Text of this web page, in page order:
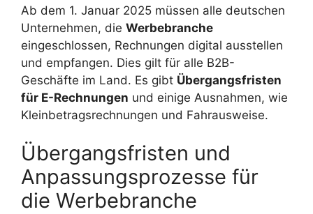
Ab dem 1. Januar 2025 müssen alle deutschen
Unternehmen, die Werbebranche
eingeschlossen, Rechnungen digital ausstellen
und empfangen. Dies gilt für alle B2B-
Geschäfte im Land. Es gibt Übergangsfristen
für E-Rechnungen und einige Ausnahmen, wie
Kleinbetragsrechnungen und Fahrausweise.
Übergangsfristen und
Anpassungsprozesse für
die Werbebranche